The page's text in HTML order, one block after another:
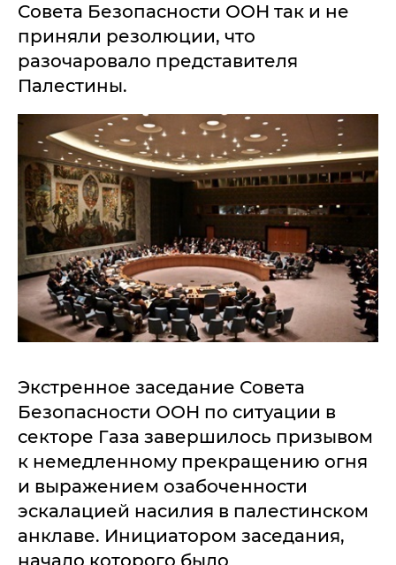
Совета Безопасности ООН так и не
приняли резолюции, что
разочаровало представителя
Палестины.
Экстренное заседание Совета
Безопасности ООН по ситуации в
секторе Газа завершилось призывом
к немедленному прекращению огня
и выражением озабоченности
эскалацией насилия в палестинском
анклаве. Инициатором заседания,
начало которого было